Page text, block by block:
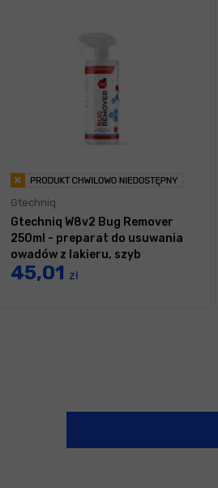
Gtechniq
Gtechniq W8v2 Bug Remover
250ml - preparat do usuwania
owadów z lakieru, szyb
45,01 zł